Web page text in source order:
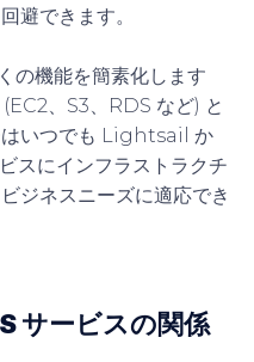
避できます。
機能を簡素化します
、S3、RDS など) と
はいつでも Lightsail か
スにインフラストラクチ
ジネスニーズに適応でき
サービスの関係